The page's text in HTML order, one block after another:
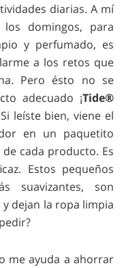
diarias. A mí
domingos, para
y perfumado, es
a los retos que
Pero ésto no se
adecuado ¡Tide®
leíste bien, viene el
en un paquetito
cada producto. Es
Estos pequeños
suavizantes, son
dejan la ropa limpia
me ayuda a ahorrar